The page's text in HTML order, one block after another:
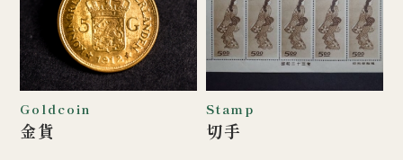
Goldcoin
金貨
Stamp
切手